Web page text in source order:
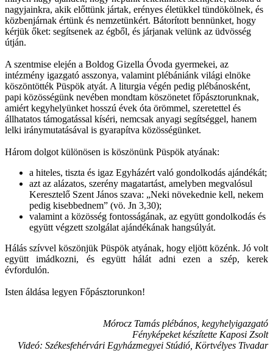
nagyjainkra, akik előttünk jártak, erényes életükkel tündökölnek, és
közbenjárnak értünk és nemzetünkért. Bátorított bennünket, hogy
kérjük őket: segítsenek az égből, és járjanak velünk az üdvösség
útján.
A szentmise elején a Boldog Gizella Óvoda gyermekei, az
intézmény igazgató asszonya, valamint plébániánk világi elnöke
köszöntötték Püspök atyát. A liturgia végén pedig plébánosként,
papi közösségünk nevében mondtam köszönetet főpásztorunknak,
amiért kegyhelyünket hosszú évek óta örömmel, szeretettel és
állhatatos támogatással kíséri, nemcsak anyagi segítséggel, hanem
lelki iránymutatásával is gyarapítva közösségünket.
Három dolgot különösen is köszönünk Püspök atyának:
a hiteles, tiszta és igaz Egyházért való gondolkodás ajándékát;
azt az alázatos, szerény magatartást, amelyben megvalósul
Keresztelő Szent János szava: „Neki növekednie kell, nekem
pedig kisebbednem” (vö. Jn 3,30);
valamint a közösség fontosságának, az együtt gondolkodás és
együtt végzett szolgálat ajándékának hangsúlyát.
Hálás szívvel köszönjük Püspök atyának, hogy eljött közénk. Jó volt
együtt imádkozni, és együtt hálát adni ezen a szép, kerek
évfordulón.
Isten áldása legyen Főpásztorunkon!
Mórocz Tamás plébános, kegyhelyigazgató
Fényképeket készítette Kaposi Zsolt
Videó: Székesfehérvári Egyházmegyei Stúdió, Körtvélyes Tivadar